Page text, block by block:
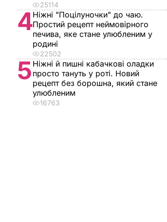
25114
4Ніжні "Поцілуночки" до чаю.
Простий рецепт неймовірного
печива, яке стане улюбленим у
родині
22502
5 Ніжні й пишні кабачкові оладки
просто тануть у роті. Новий
рецепт без борошна, який стане
улюбленим
16763